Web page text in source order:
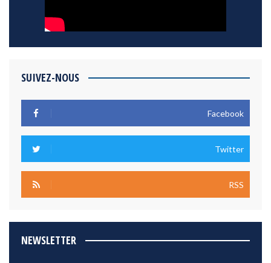
SUIVEZ-NOUS
Facebook
Twitter
RSS
NEWSLETTER